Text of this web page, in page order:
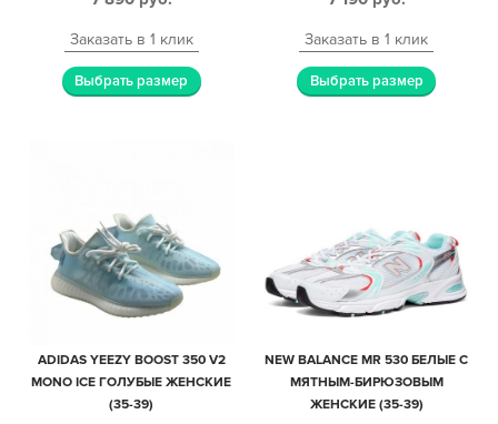
Заказать в 1 клик
Выбрать размер
Заказать в 1 клик
Выбрать размер
ADIDAS YEEZY BOOST 350 V2
MONO ICE ГОЛУБЫЕ ЖЕНСКИЕ
(35-39)
NEW BALANCE MR 530 БЕЛЫЕ С
МЯТНЫМ-БИРЮЗОВЫМ
ЖЕНСКИЕ (35-39)